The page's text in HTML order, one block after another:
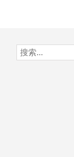
跳
至
搜
索：